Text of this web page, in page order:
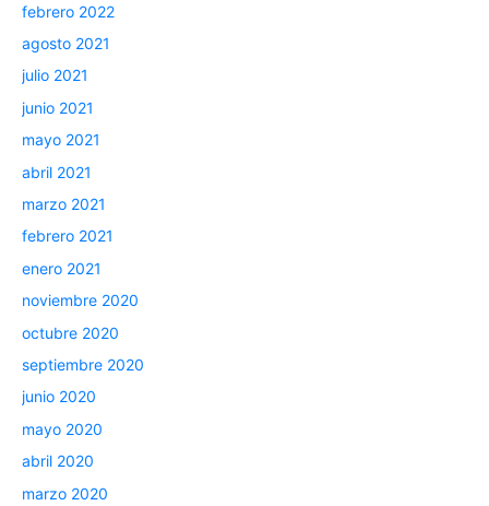
febrero 2022
agosto 2021
julio 2021
junio 2021
mayo 2021
abril 2021
marzo 2021
febrero 2021
enero 2021
noviembre 2020
octubre 2020
septiembre 2020
junio 2020
mayo 2020
abril 2020
marzo 2020